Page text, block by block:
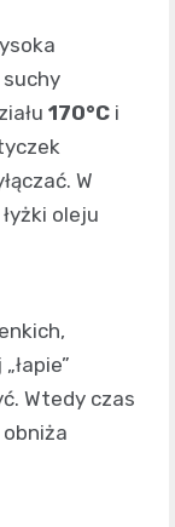
170°C i
W
oleju
Wtedy czas